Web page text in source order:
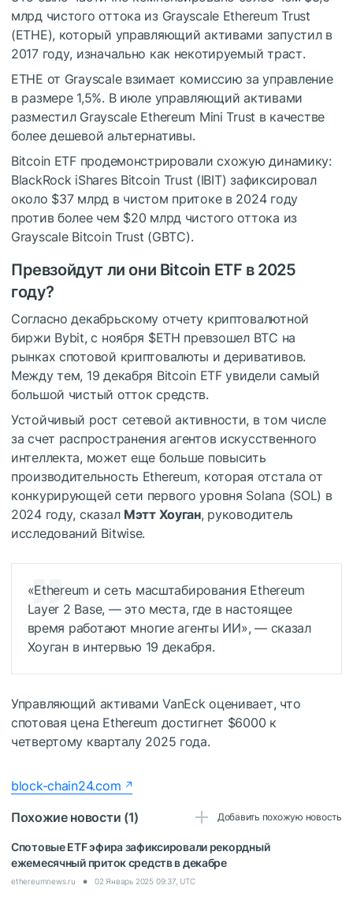
млрд чистого оттока из Grayscale Ethereum Trust
(ETHE), который управляющий активами запустил в
2017 году, изначально как некотируемый траст.
ETHE от Grayscale взимает комиссию за управление
в размере 1,5%. В июле управляющий активами
разместил Grayscale Ethereum Mini Trust в качестве
более дешевой альтернативы.
Bitcoin ETF продемонстрировали схожую динамику:
BlackRock iShares Bitcoin Trust (IBIT) зафиксировал
около $37 млрд в чистом притоке в 2024 году
против более чем $20 млрд чистого оттока из
Grayscale Bitcoin Trust (GBTC).
Превзойдут ли они Bitcoin ETF в 2025
году?
Согласно декабрьскому отчету криптовалютной
биржи Bybit, с ноября $ETH превзошел BTC на
рынках спотовой криптовалюты и деривативов.
Между тем, 19 декабря Bitcoin ETF увидели самый
большой чистый отток средств.
Устойчивый рост сетевой активности, в том числе
за счет распространения агентов искусственного
интеллекта, может еще больше повысить
производительность Ethereum, которая отстала от
конкурирующей сети первого уровня Solana (SOL) в
2024 году, сказал Мэтт Хоуган, руководитель
исследований Bitwise.
«Ethereum и сеть масштабирования Ethereum
Layer 2 Base, — это места, где в настоящее
время работают многие агенты ИИ», — сказал
Хоуган в интервью 19 декабря.
Управляющий активами VanEck оценивает, что
спотовая цена Ethereum достигнет $6000 к
четвертому кварталу 2025 года.
block-chain24.com
Похожие новости (1)
Добавить похожую новость
Спотовые ETF эфира зафиксировали рекордный
ежемесячный приток средств в декабре
ethereumnews.ru 02 Январь 2025 09:37, UTC